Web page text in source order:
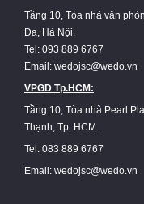
Tầng 10, Tòa nhà văn
Đa, Hà Nội.
Tel: 093 889 6767
Email: wedojsc@wedo.vn
VPGD Tp.HCM:
Tầng 10, Tòa nhà Pearl
Thạnh, Tp. HCM.
Tel: 083 889 6767
Email: wedojsc@wedo.vn